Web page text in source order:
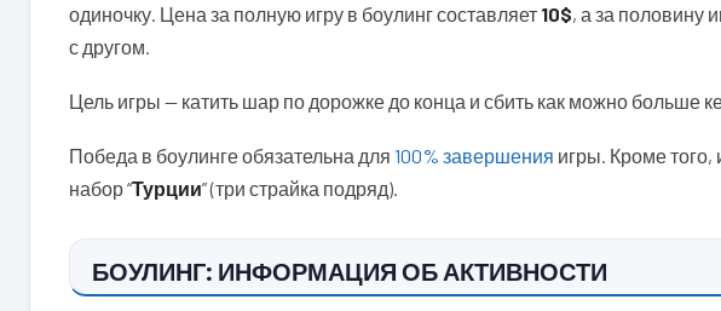
одиночку. Цена за полную игру в боулинг составляет 10$, а за половину
с другом.
Цель игры — катить шар по дорожке до конца и сбить как можно больше
Победа в боулинге обязательна для 100% завершения игры. Кроме того,
набор “Турции” (три страйка подряд).
БОУЛИНГ: ИНФОРМАЦИЯ ОБ АКТИВНОСТИ